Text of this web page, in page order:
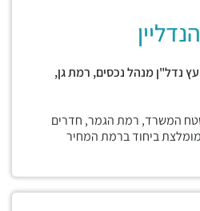
נדל"ן מנהל נכסים, רמת גן,
שטח המשרד, רמת הגמר, חדרים
ביחוד ברמת המחיר